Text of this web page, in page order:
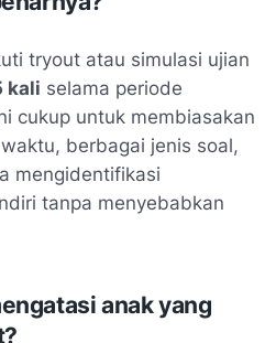
tryout atau simulasi ujian
kali selama periode
cukup untuk membiasakan
berbagai jenis soal,
mengidentifikasi
tanpa menyebabkan
anak yang